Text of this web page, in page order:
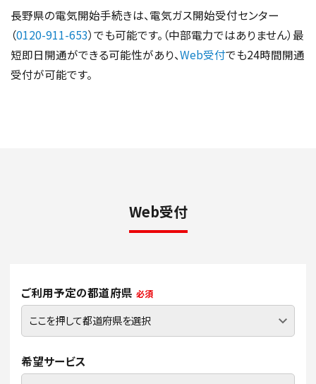
長野県の電気開始手続きは、電気ガス開始受付センター
（0120-911-653）でも可能です。（中部電力ではありません）最
短即日開通ができる可能性があり、Web受付でも24時間開通
受付が可能です。
Web受付
ご利用予定の都道府県 必須
希望サービス